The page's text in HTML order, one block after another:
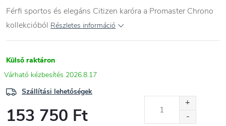
Férfi sportos és elegáns Citizen karóra a Promaster Chrono
kollekcióból Részletes információ
Külső raktáron
2026.8.17
Szállítási lehetőségek
153 750 Ft